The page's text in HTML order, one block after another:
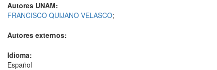
Autores UNAM:
FRANCISCO QUIJANO VELASCO;
Autores externos:
Idioma:
Español